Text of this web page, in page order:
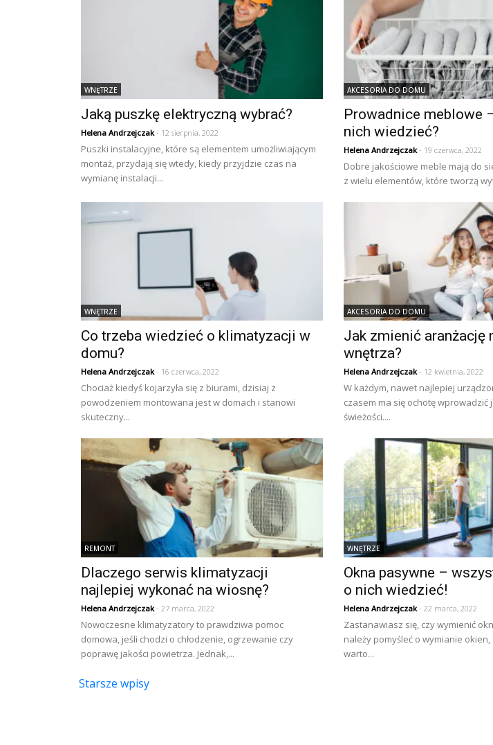
WNĘTRZE
Jaką puszkę elektryczną wybrać?
Helena Andrzejczak- 12 sierpnia, 2022
Puszki instalacyjne, które są elementem umożliwiającym
montaż, przydają się wtedy, kiedy przyjdzie czas na
wymianę instalacji...
AKCESORIA DO DOMU
Prowadnice meblowe
nich wiedzieć?
Helena Andrzejczak- 19 czerwca, 2022
Dobre jakościowe meble mają do
z wielu elementów, które tworzą
WNĘTRZE
Co trzeba wiedzieć o klimatyzacji w
domu?
Helena Andrzejczak- 16 czerwca, 2022
Chociaż kiedyś kojarzyła się z biurami, dzisiaj z
powodzeniem montowana jest w domach i stanowi
skuteczny...
AKCESORIA DO DOMU
Jak zmienić aranżację
wnętrza?
Helena Andrzejczak- 12 kwietnia, 2022
W każdym, nawet najlepiej
czasem ma się ochotę wprowadzić
świeżości....
REMONT
Dlaczego serwis klimatyzacji
najlepiej wykonać na wiosnę?
Helena Andrzejczak- 27 marca, 2022
Nowoczesne klimatyzatory to prawdziwa pomoc
domowa, jeśli chodzi o chłodzenie, ogrzewanie czy
poprawę jakości powietrza. Jednak,...
WNĘTRZE
Okna pasywne –
o nich wiedzieć!
Helena Andrzejczak- 22 marca, 2022
Zastanawiasz się, czy wymienić
należy pomyśleć o wymianie
warto...
Nawigacja
Starsze wpisy